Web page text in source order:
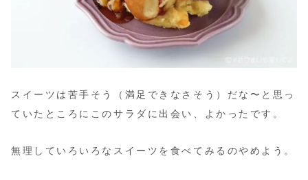
スイーツは苦手そう（満足できなさそう）だな〜と思っ
ていたところにこのサラダに出会い、よかったです。
無理していろいろなスイーツを食べてみるのやめよう。